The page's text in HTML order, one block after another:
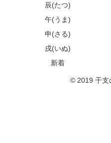
辰(たつ)
午(うま)
申(さる)
戌(いぬ)
新着
© 2019 干支